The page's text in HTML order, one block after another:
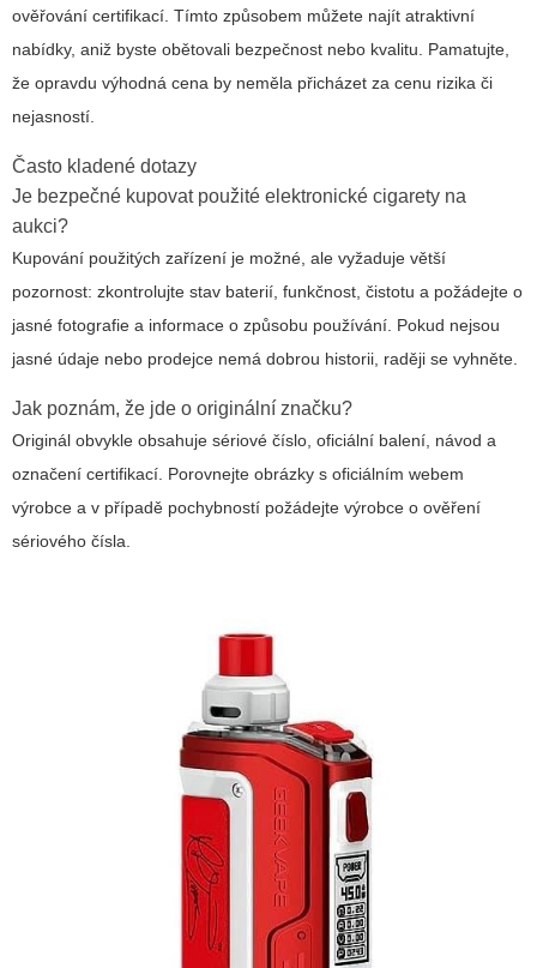
ověřování certifikací. Tímto způsobem můžete najít atraktivní
nabídky, aniž byste obětovali bezpečnost nebo kvalitu. Pamatujte,
že opravdu výhodná cena by neměla přicházet za cenu rizika či
nejasností.
Často kladené dotazy
Je bezpečné kupovat použité elektronické cigarety na
aukci?
Kupování použitých zařízení je možné, ale vyžaduje větší
pozornost: zkontrolujte stav baterií, funkčnost, čistotu a požádejte o
jasné fotografie a informace o způsobu používání. Pokud nejsou
jasné údaje nebo prodejce nemá dobrou historii, raději se vyhněte.
Jak poznám, že jde o originální značku?
Originál obvykle obsahuje sériové číslo, oficiální balení, návod a
označení certifikací. Porovnejte obrázky s oficiálním webem
výrobce a v případě pochybností požádejte výrobce o ověření
sériového čísla.